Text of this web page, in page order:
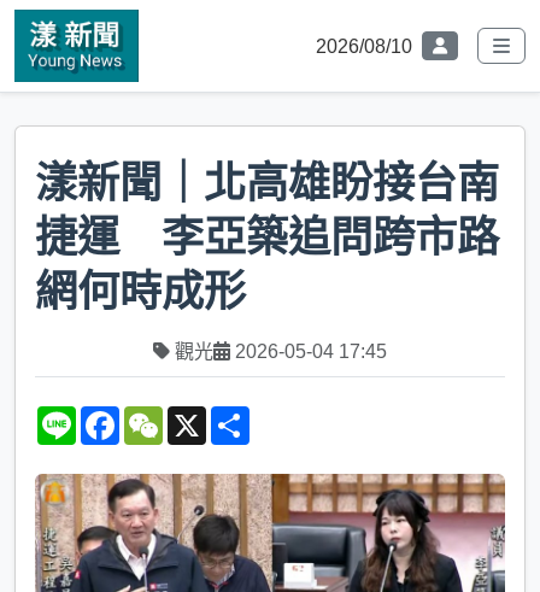
2026/08/10
漾新聞｜北高雄盼接台南
捷運 李亞築追問跨市路
網何時成形
觀光 2026-05-04 17:45
L
e
F
e
b
o
o
k
W
h
a
t
X
r
e